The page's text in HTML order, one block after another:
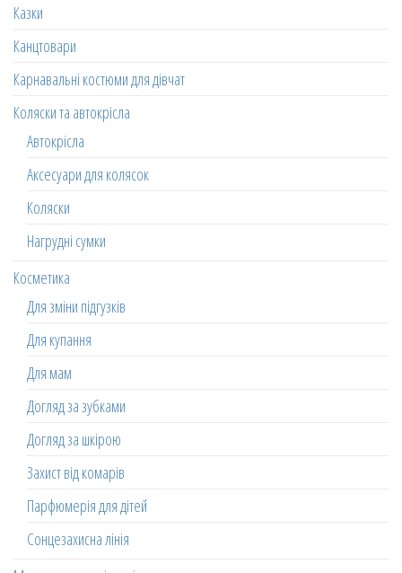
Казки
Канцтовари
Карнавальні костюми для дівчат
Коляски та автокрісла
Автокрісла
Аксесуари для колясок
Коляски
Нагрудні сумки
Косметика
Для зміни підгузків
Для купання
Для мам
Догляд за зубками
Догляд за шкірою
Захист від комарів
Парфюмерія для дітей
Сонцезахисна лінія